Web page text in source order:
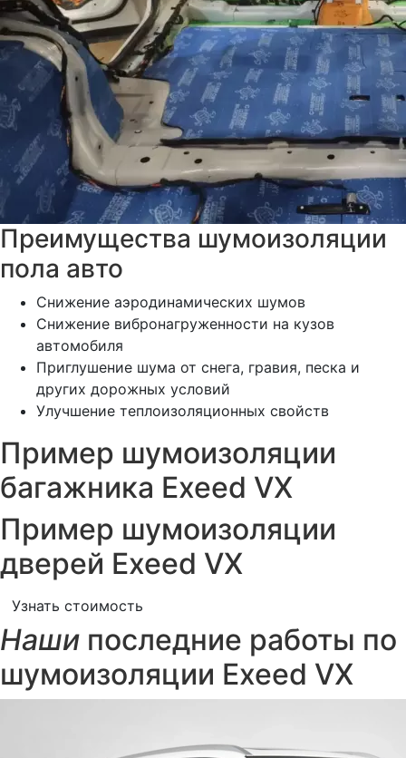
Преимущества шумоизоляции
пола авто
Снижение аэродинамических шумов
Снижение вибронагруженности на кузов
автомобиля
Приглушение шума от снега, гравия, песка и
других дорожных условий
Улучшение теплоизоляционных свойств
Пример шумоизоляции
багажника Exeed VX
Пример шумоизоляции
дверей Exeed VX
Узнать стоимость
Наши последние работы по
шумоизоляции Exeed VX